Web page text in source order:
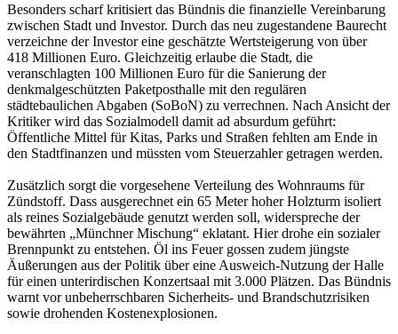
Besonders scharf kritisiert das Bündnis die finanzielle Vereinbarung
zwischen Stadt und Investor. Durch das neu zugestandene Baurecht
verzeichne der Investor eine geschätzte Wertsteigerung von über
418 Millionen Euro. Gleichzeitig erlaube die Stadt, die
veranschlagten 100 Millionen Euro für die Sanierung der
denkmalgeschützten Paketposthalle mit den regulären
städtebaulichen Abgaben (SoBoN) zu verrechnen. Nach Ansicht der
Kritiker wird das Sozialmodell damit ad absurdum geführt:
Öffentliche Mittel für Kitas, Parks und Straßen fehlten am Ende in
den Stadtfinanzen und müssten vom Steuerzahler getragen werden.
Zusätzlich sorgt die vorgesehene Verteilung des Wohnraums für
Zündstoff. Dass ausgerechnet ein 65 Meter hoher Holzturm isoliert
als reines Sozialgebäude genutzt werden soll, widerspreche der
bewährten „Münchner Mischung“ eklatant. Hier drohe ein sozialer
Brennpunkt zu entstehen. Öl ins Feuer gossen zudem jüngste
Äußerungen aus der Politik über eine Ausweich-Nutzung der Halle
für einen unterirdischen Konzertsaal mit 3.000 Plätzen. Das Bündnis
warnt vor unbeherrschbaren Sicherheits- und Brandschutzrisiken
sowie drohenden Kostenexplosionen.